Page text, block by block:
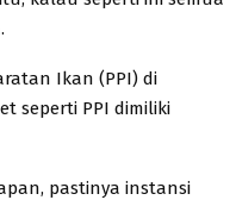
Ikan (PPI) di
seperti PPI dimiliki
pastinya instansi